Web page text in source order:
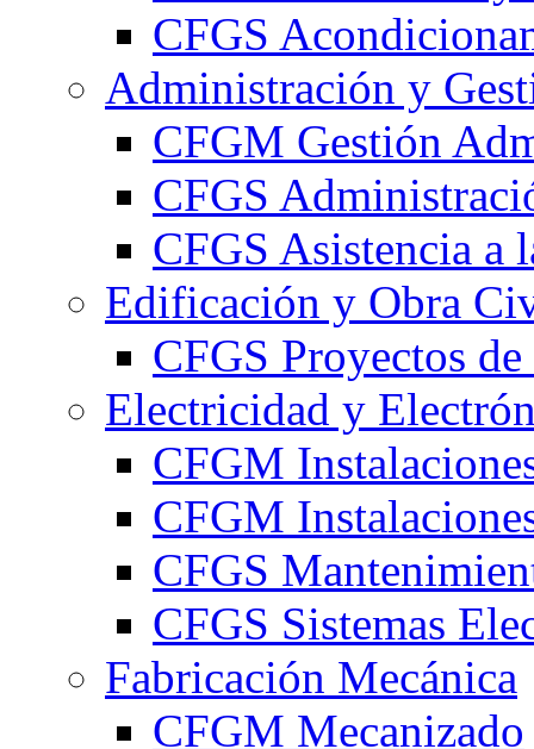
CFGS
Administración y
CFGM Gestión
CFGS
CFGS Asistencia a
Edificación y Obra
CFGS Proyectos
Electricidad y
CFGM
CFGM
CFGS
CFGS Sistemas
Fabricación Mecánica
CFGM Mecanizado